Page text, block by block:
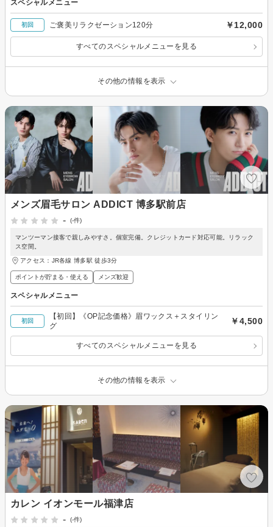
スペシャルメニュー
初回 ご褒美リラクゼーション120分 ￥12,000
すべてのスペシャルメニューを見る
その他の情報を表示
メンズ眉毛サロン ADDICT 博多駅前店
-
(-件)
マンツーマン接客で親しみやすさ。個室完備。クレジットカード対応可能。リラック
ス空間。
アクセス：JR各線 博多駅 徒歩3分
ポイントが貯まる・使える メンズ歓迎
スペシャルメニュー
初回
【初回】《OP記念価格》眉ワックス＋スタイリン
グ
￥4,500
すべてのスペシャルメニューを見る
その他の情報を表示
カレン イオンモール福津店
-
(-件)